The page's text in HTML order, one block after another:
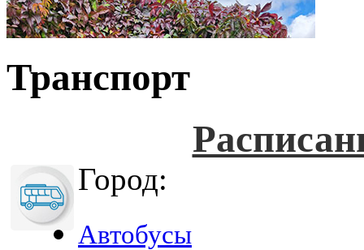
Транспорт
Город:
Автобусы